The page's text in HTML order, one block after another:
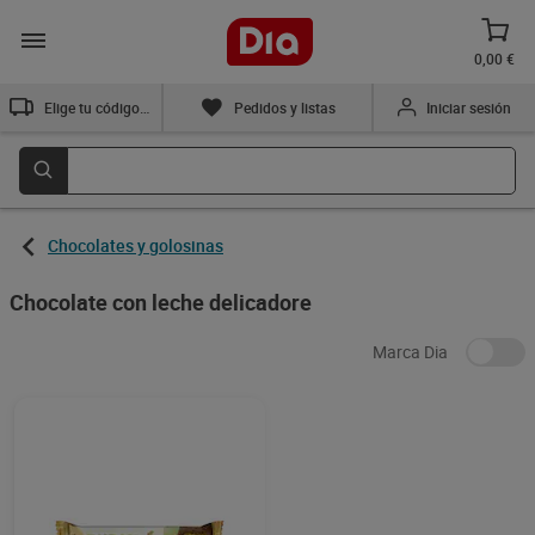
0,00 €
Pedidos y listas Iniciar sesión
Chocolates y golosinas
Chocolate con leche delicadore
Marca Dia